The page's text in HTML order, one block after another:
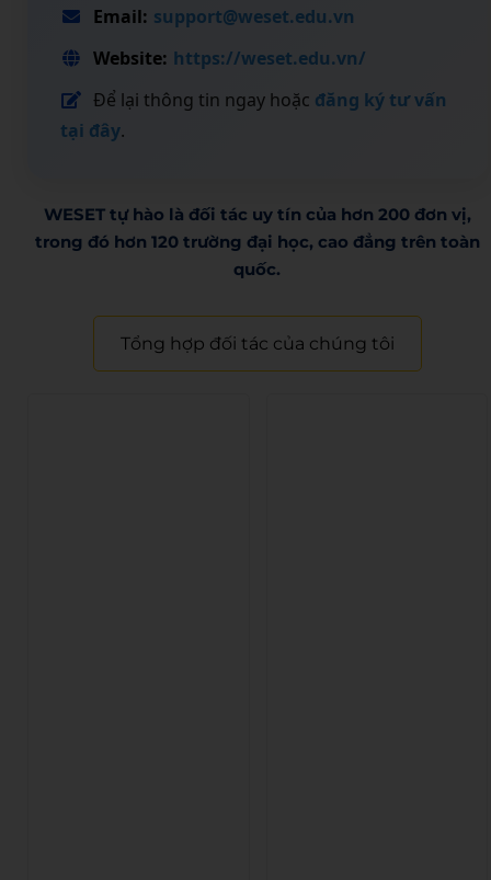
Email: support@weset.edu.vn
Website: https://weset.edu.vn/
Để lại thông tin ngay hoặc đăng ký tư vấn
tại đây.
WESET tự hào là đối tác uy tín của hơn 200 đơn vị,
trong đó hơn 120 trường đại học, cao đẳng trên toàn
quốc.​
Tổng hợp đối tác của chúng tôi